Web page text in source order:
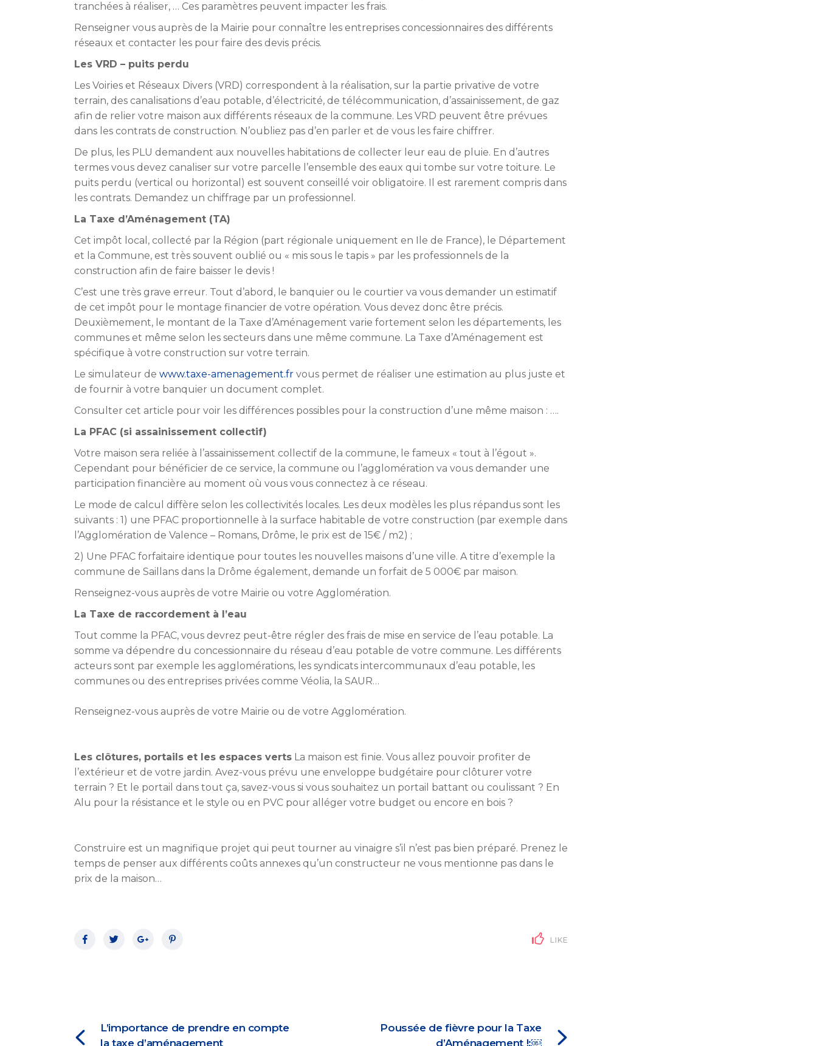
tranchées à réaliser, … Ces paramètres peuvent impacter les frais.
Renseigner vous auprès de la Mairie pour connaître les entreprises concessionnaires des différents
réseaux et contacter les pour faire des devis précis.
Les VRD – puits perdu
Les Voiries et Réseaux Divers (VRD) correspondent à la réalisation, sur la partie privative de votre
terrain, des canalisations d’eau potable, d’électricité, de télécommunication, d’assainissement, de gaz
afin de relier votre maison aux différents réseaux de la commune. Les VRD peuvent être prévues
dans les contrats de construction. N’oubliez pas d’en parler et de vous les faire chiffrer.
De plus, les PLU demandent aux nouvelles habitations de collecter leur eau de pluie. En d’autres
termes vous devez canaliser sur votre parcelle l’ensemble des eaux qui tombe sur votre toiture. Le
puits perdu (vertical ou horizontal) est souvent conseillé voir obligatoire. Il est rarement compris dans
les contrats. Demandez un chiffrage par un professionnel.
La Taxe d’Aménagement (TA)
Cet impôt local, collecté par la Région (part régionale uniquement en Ile de France), le Département
et la Commune, est très souvent oublié ou « mis sous le tapis » par les professionnels de la
construction afin de faire baisser le devis !
C’est une très grave erreur. Tout d’abord, le banquier ou le courtier va vous demander un estimatif
de cet impôt pour le montage financier de votre opération. Vous devez donc être précis.
Deuxièmement, le montant de la Taxe d’Aménagement varie fortement selon les départements, les
communes et même selon les secteurs dans une même commune. La Taxe d’Aménagement est
spécifique à votre construction sur votre terrain.
Le simulateur de www.taxe-amenagement.fr vous permet de réaliser une estimation au plus juste et
de fournir à votre banquier un document complet.
Consulter cet article pour voir les différences possibles pour la construction d’une même maison : ….
La PFAC (si assainissement collectif)
Votre maison sera reliée à l’assainissement collectif de la commune, le fameux « tout à l’égout ».
Cependant pour bénéficier de ce service, la commune ou l’agglomération va vous demander une
participation financière au moment où vous vous connectez à ce réseau.
Le mode de calcul diffère selon les collectivités locales. Les deux modèles les plus répandus sont les
suivants : 1) une PFAC proportionnelle à la surface habitable de votre construction (par exemple dans
l’Agglomération de Valence – Romans, Drôme, le prix est de 15€ / m2) ;
2) Une PFAC forfaitaire identique pour toutes les nouvelles maisons d’une ville. A titre d’exemple la
commune de Saillans dans la Drôme également, demande un forfait de 5 000€ par maison.
Renseignez-vous auprès de votre Mairie ou votre Agglomération.
La Taxe de raccordement à l’eau
Tout comme la PFAC, vous devrez peut-être régler des frais de mise en service de l’eau potable. La
somme va dépendre du concessionnaire du réseau d’eau potable de votre commune. Les différents
acteurs sont par exemple les agglomérations, les syndicats intercommunaux d’eau potable, les
communes ou des entreprises privées comme Véolia, la SAUR…
Renseignez-vous auprès de votre Mairie ou de votre Agglomération.
Les clôtures, portails et les espaces verts La maison est finie. Vous allez pouvoir profiter de
l’extérieur et de votre jardin. Avez-vous prévu une enveloppe budgétaire pour clôturer votre
terrain ? Et le portail dans tout ça, savez-vous si vous souhaitez un portail battant ou coulissant ? En
Alu pour la résistance et le style ou en PVC pour alléger votre budget ou encore en bois ?
Construire est un magnifique projet qui peut tourner au vinaigre s’il n’est pas bien préparé. Prenez le
temps de penser aux différents coûts annexes qu’un constructeur ne vous mentionne pas dans le
prix de la maison…
LIKE
L’importance de prendre en compte
la taxe d’aménagement
Poussée de fièvre pour la Taxe
d’Aménagement !:￼